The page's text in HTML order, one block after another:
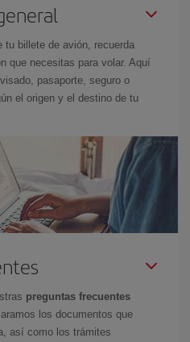
tu billete de avión, recuerda
que necesitas para volar. Aquí
pasaporte, seguro o
el origen y el destino de tu
preguntas frecuentes
los documentos que
así como los trámites